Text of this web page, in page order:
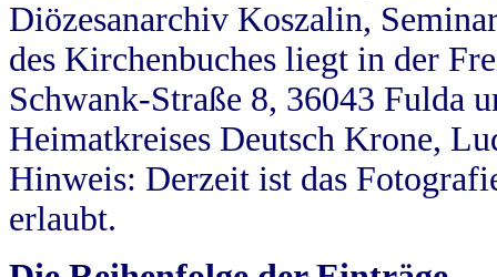
Diözesanarchiv Koszalin,
des Kirchenbuches liegt in der
Schwank-Straße 8, 36043 Fulda
Heimatkreises Deutsch Krone,
Hinweis: Derzeit ist das
erlaubt.